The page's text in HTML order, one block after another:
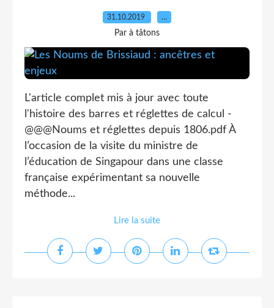
31.10.2019 …
Par à tâtons
L'article complet mis à jour avec toute
l'histoire des barres et réglettes de calcul -
@@@Noums et réglettes depuis 1806.pdf À
l’occasion de la visite du ministre de
l’éducation de Singapour dans une classe
française expérimentant sa nouvelle
méthode...
Lire la suite